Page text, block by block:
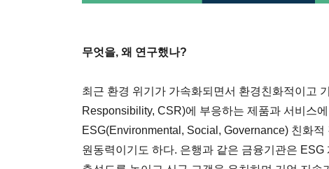
무엇을, 왜 연구했나?
최근 환경 위기가 가속화되면서 환경친화적이고
Responsibility, CSR)에 부응하는 제품과 서비스
ESG(Environmental, Social, Governance) 친화
원동력이기도 하다. 은행과 같은 금융기관은